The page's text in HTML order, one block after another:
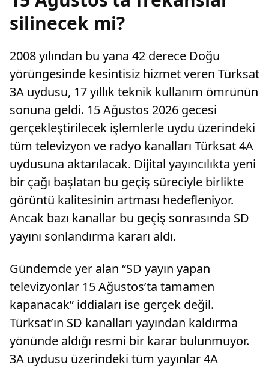
silinecek mi?
2008 yılından bu yana 42 derece Doğu
yörüngesinde kesintisiz hizmet veren Türksat
3A uydusu, 17 yıllık teknik kullanım ömrünün
sonuna geldi. 15 Ağustos 2026 gecesi
gerçekleştirilecek işlemlerle uydu üzerindeki
tüm televizyon ve radyo kanalları Türksat 4A
uydusuna aktarılacak. Dijital yayıncılıkta yeni
bir çağı başlatan bu geçiş süreciyle birlikte
görüntü kalitesinin artması hedefleniyor.
Ancak bazı kanallar bu geçiş sonrasında SD
yayını sonlandırma kararı aldı.
Gündemde yer alan “SD yayın yapan
televizyonlar 15 Ağustos’ta tamamen
kapanacak” iddiaları ise gerçek değil.
Türksat’ın SD kanalları yayından kaldırma
yönünde aldığı resmi bir karar bulunmuyor.
3A uydusu üzerindeki tüm yayınlar 4A